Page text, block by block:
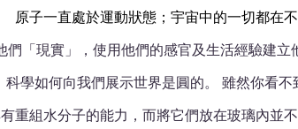
原子一直處於運動狀態；宇宙中的一切都在不
「現實」，使用他們的感官及生活經驗建立
學如何向我們展示世界是圓的。 雖然你看
重組水分子的能力，而將它們放在玻璃內並